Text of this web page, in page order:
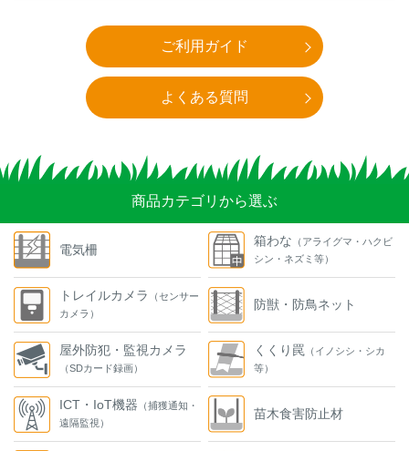
ご利用ガイド
よくある質問
商品カテゴリから選ぶ
電気柵
トレイルカメラ
（センサー
カメラ）
屋外防犯・監視カメラ
（SDカード録画）
ICT・IoT機器 （捕獲通知・
遠隔監視）
箱わな （アライグマ・ハクビ
シン・ネズミ等）
防獣・防鳥ネット
くくり罠 （イノシシ・シカ
等）
苗木食害防止材